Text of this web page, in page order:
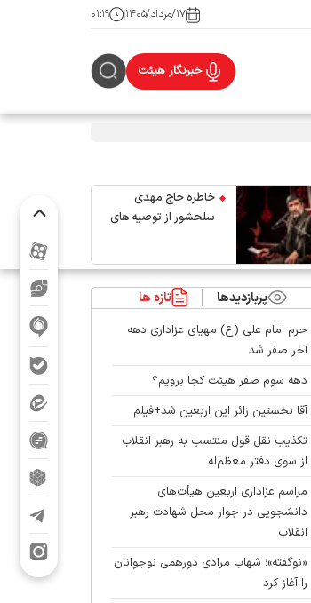
۱۷/مرداد/۱۴۰۵ ۰۱:۱۹
خبرنگار هیئت
خاطره حاج مهدی
سلحشور از توصیه های
پربازدیدها تازه ها
حرم امام علی (ع) مهیای عزاداری دهه
آخر صفر شد
دهه سوم صفر هیئت کجا برویم؟
آقا نخستین زائر این اربعین شد+فیلم
تکذیب نقل قول منتسب به رهبر انقلاب
از سوی دفتر معظم‌له
مراسم عزاداری اربعین هیأت‌های
دانشجویی در جوار محل شهادت رهبر
انقلاب
«نوگفته»؛ شهاب مرادی دورهمی نوجوانان
را آغاز کرد